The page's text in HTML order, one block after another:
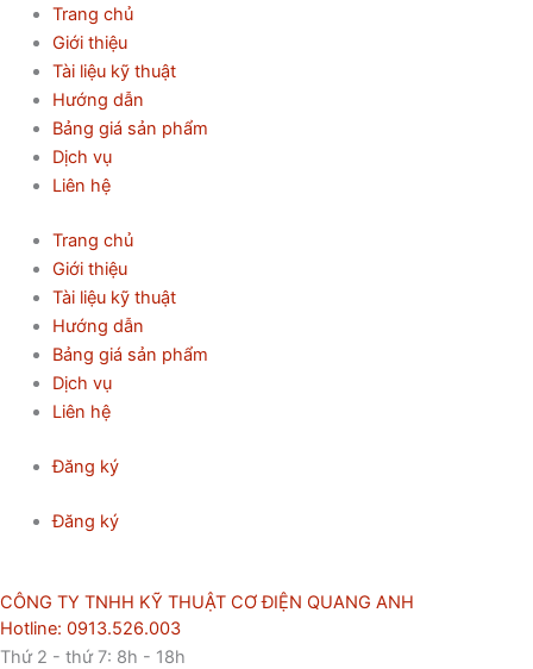
Nhảy
dung
Trang chủ
Giới thiệu
Tài liệu kỹ thuật
Hướng dẫn
Bảng giá sản phẩm
Dịch vụ
Liên hệ
Trang chủ
Giới thiệu
Tài liệu kỹ thuật
Hướng dẫn
Bảng giá sản phẩm
Dịch vụ
Liên hệ
Đăng ký
Đăng ký
CÔNG TY TNHH KỸ THUẬT CƠ ĐIỆN QUANG ANH
Hotline: 0913.526.003
Thứ 2 - thứ 7: 8h - 18h
PRT.4440
Enerlux
40KVAr,
440V
lượng